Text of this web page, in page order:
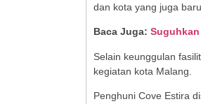
dan kota yang juga baru.
Baca Juga:
Selain keunggulan
kegiatan kota Malang.
Penghuni Cove Estira